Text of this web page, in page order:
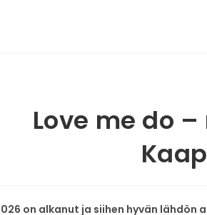
Love me do –
on alkanut ja siihen hyvän